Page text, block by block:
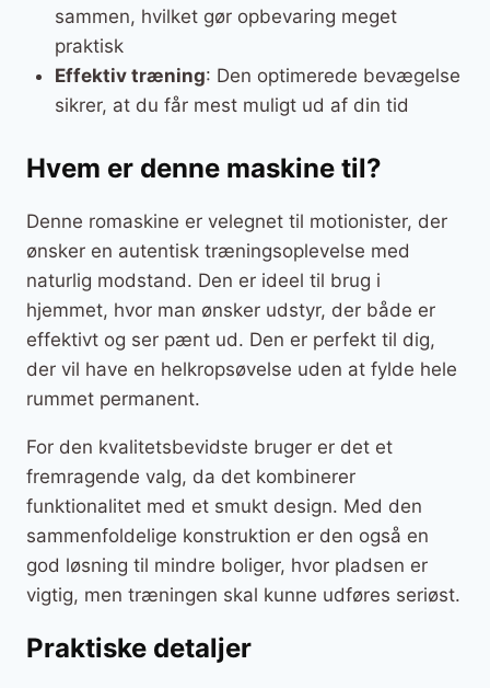
sammen, hvilket gør opbevaring meget
praktisk
Effektiv træning: Den optimerede bevægelse
sikrer, at du får mest muligt ud af din tid
Hvem er denne maskine til?
Denne romaskine er velegnet til motionister, der
ønsker en autentisk træningsoplevelse med
naturlig modstand. Den er ideel til brug i
hjemmet, hvor man ønsker udstyr, der både er
effektivt og ser pænt ud. Den er perfekt til dig,
der vil have en helkropsøvelse uden at fylde hele
rummet permanent.
For den kvalitetsbevidste bruger er det et
fremragende valg, da det kombinerer
funktionalitet med et smukt design. Med den
sammenfoldelige konstruktion er den også en
god løsning til mindre boliger, hvor pladsen er
vigtig, men træningen skal kunne udføres seriøst.
Praktiske detaljer